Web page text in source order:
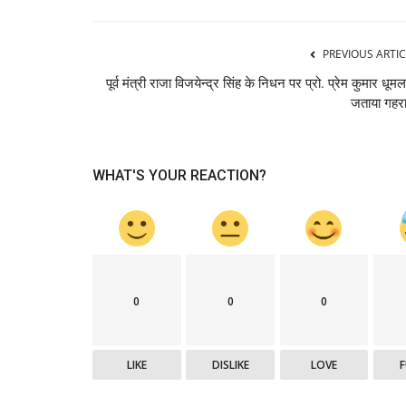
PREVIOUS
पूर्व मंत्री राजा विजयेन्द्र सिंह के निधन पर प्रो. प्रेम कुमार
जताया
WHAT'S YOUR REACTION?
0
LIKE
0
DISLIKE
0
LOVE
10 अप्रैल को भाजपाई मनाएंगे